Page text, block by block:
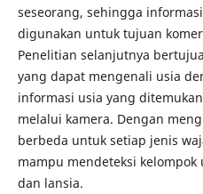
seseorang, sehingga
digunakan untuk tujuan
Penelitian selanjutnya
yang dapat mengenali usia
informasi usia yang
melalui kamera. Dengan
berbeda untuk setiap jenis
mampu mendeteksi
dan lansia.